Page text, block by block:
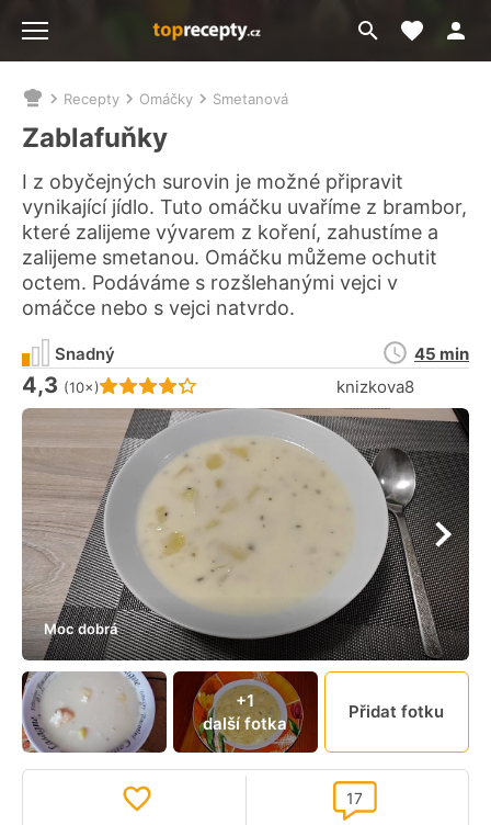
Přejít
na
Moje
Nacházíte
se
zde:
Recepty Omáčky Smetanová
Zablafuňky
I z obyčejných surovin je možné připravit
vynikající jídlo. Tuto omáčku uvaříme z brambor,
které zalijeme vývarem z koření, zahustíme a
zalijeme smetanou. Omáčku můžeme ochutit
octem. Podáváme s rozšlehanými vejci v
omáčce nebo s vejci natvrdo.
Hodnocení receptu je
4,3 (10×) knizkova8
Snadný
Doba
45 min
Moc dobrá
+1
další fotka
Přidat fotku
17